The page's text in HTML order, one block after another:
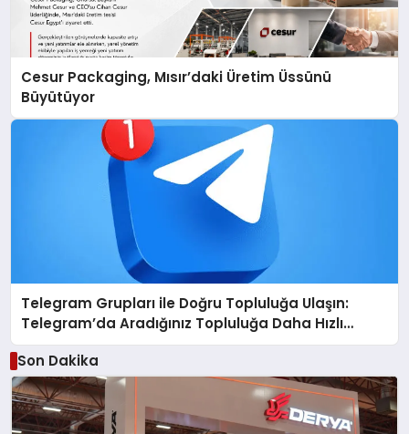
Cesur Packaging, Mısır’daki Üretim Üssünü
Büyütüyor
Telegram Grupları ile Doğru Topluluğa Ulaşın:
Telegram’da Aradığınız Topluluğa Daha Hızlı
Ulaşın
Son Dakika